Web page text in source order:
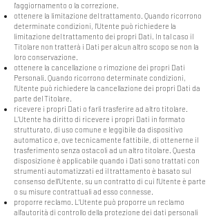
l’aggiornamento o la correzione.
ottenere la limitazione del trattamento. Quando ricorrono
determinate condizioni, l’Utente può richiedere la
limitazione del trattamento dei propri Dati. In tal caso il
Titolare non tratterà i Dati per alcun altro scopo se non la
loro conservazione.
ottenere la cancellazione o rimozione dei propri Dati
Personali. Quando ricorrono determinate condizioni,
l’Utente può richiedere la cancellazione dei propri Dati da
parte del Titolare.
ricevere i propri Dati o farli trasferire ad altro titolare.
L’Utente ha diritto di ricevere i propri Dati in formato
strutturato, di uso comune e leggibile da dispositivo
automatico e, ove tecnicamente fattibile, di ottenerne il
trasferimento senza ostacoli ad un altro titolare. Questa
disposizione è applicabile quando i Dati sono trattati con
strumenti automatizzati ed il trattamento è basato sul
consenso dell’Utente, su un contratto di cui l’Utente è parte
o su misure contrattuali ad esso connesse.
proporre reclamo. L’Utente può proporre un reclamo
all’autorità di controllo della protezione dei dati personali